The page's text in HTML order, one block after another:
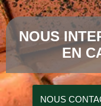
NOUS
EN
NOUS